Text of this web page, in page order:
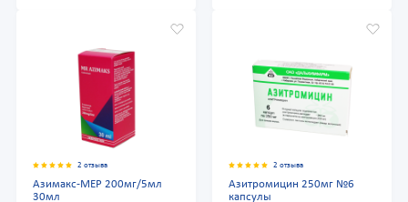
2 отзыва
Азимакс-МЕР 200мг/5мл
30мл
2 отзыва
Азитромицин 250мг №6
капсулы